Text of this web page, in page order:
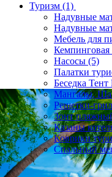
Туризм (1)
Надувные
Надувные
Мебель для
Насосы (5)
Палатки
Беседка
Мангалы,
Решетки-
Зонт
Казаны
Коврики
Спальный